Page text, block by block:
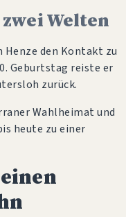
Welten
den Kontakt zu
Geburtstag reiste er
zurück.
Wahlheimat und
heute zu einer